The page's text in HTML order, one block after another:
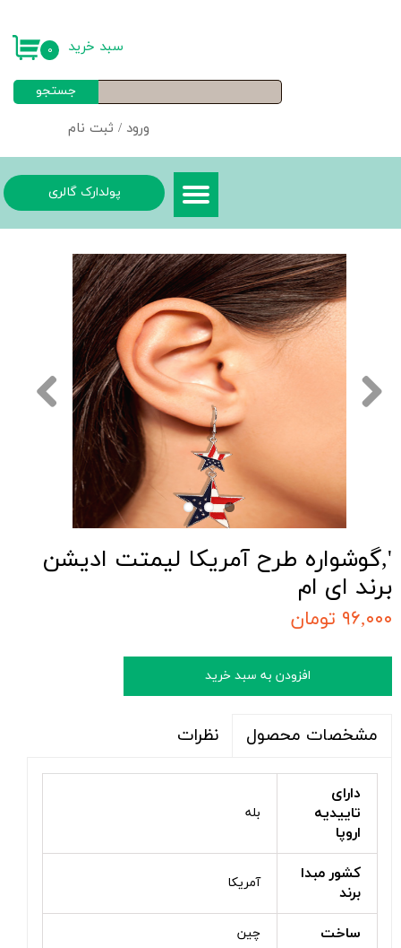
ورود / ثبت نام
خروج از حساب کاربری
جستجو
۰ سبد خرید
پولدارک گالری
',گوشواره طرح آمریکا لیمتت ادیشن
برند ای ام
۹۶,۰۰۰ تومان
افزودن به سبد خرید
مشخصات محصول نظرات
دارای
تاییدیه
اروپا
بله
کشور مبدا
برند
آمریکا
ساخت چین